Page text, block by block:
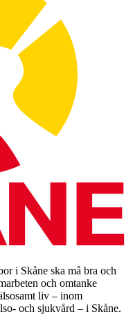
i Skåne ska må bra och
och omtanke
liv – inom
och sjukvård – i Skåne.